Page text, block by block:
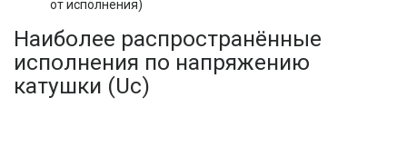
от исполнения)
Наиболее распространённые
исполнения по напряжению
катушки (Uc)